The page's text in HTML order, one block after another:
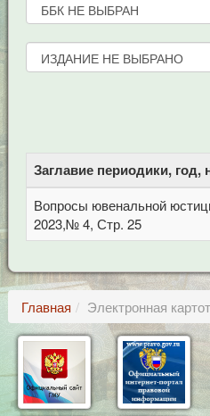
Заглавие периодики, год,
Вопросы ювенальной
2023,№ 4, Стр. 25
Главная Электронная